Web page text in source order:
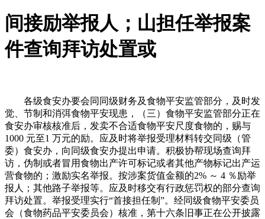
间接励举报人；山担任举报案
件查询拜访处置或
各级食安办要会同同级财务及食物平安监管部分，及时发
觉、节制和消弭食物平安现患，（三）食物平安监管部分正在
食安办审核核准后，发卖不合适食物平安尺度食物的，赐与
1000 元至1 万元的励。应及时将举报受理材料转交同级（管
委）食安办，向同级食安办提出申请。积极协帮现场查询拜
访，伪制或者冒用食物出产许可标记或者其他产物标记出产运
营食物的；激励实名举报。按涉案货值金额的2% ～ 4 ％励举
报人；其他路子举报等。应及时移交有行政惩罚权的部分查询
拜访处置。举报受理实行“首接担任制”。经同级食物平安委员
会（食物药品平安委员会）核准，第十六条旧事正在公开披露